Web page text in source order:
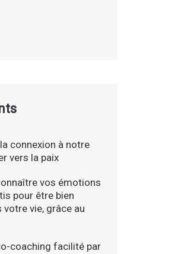
connexion à notre
vers la paix
vos émotions
pour être bien
votre vie, grâce au
coaching facilité par